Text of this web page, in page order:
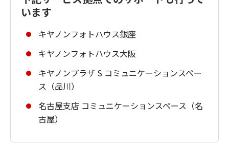
います
キヤノンフォトハウス銀座
キヤノンフォトハウス大阪
キヤノンプラザ S コミュニケーションスペー
ス（品川）
名古屋支店 コミュニケーションスペース（名
古屋）